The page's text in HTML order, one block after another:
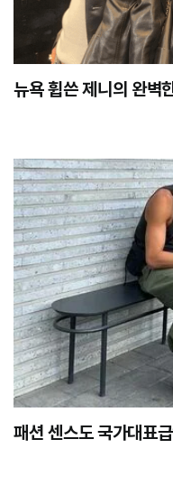
뉴욕 휩쓴 제니의 완벽
패션 센스도 국가대표